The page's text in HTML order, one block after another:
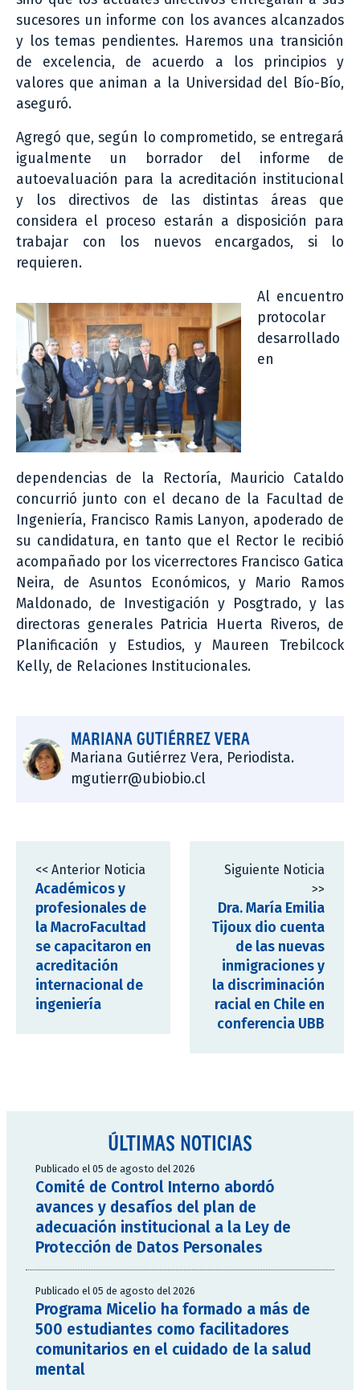
sucesores un informe con los avances alcanzados
y los temas pendientes. Haremos una transición
de excelencia, de acuerdo a los principios y
valores que animan a la Universidad del Bío-Bío,
aseguró.
Agregó que, según lo comprometido, se entregará
igualmente un borrador del informe de
autoevaluación para la acreditación institucional
y los directivos de las distintas áreas que
considera el proceso estarán a disposición para
trabajar con los nuevos encargados, si lo
requieren.
Al encuentro
protocolar
desarrollado
en
dependencias de la Rectoría, Mauricio Cataldo
concurrió junto con el decano de la Facultad de
Ingeniería, Francisco Ramis Lanyon, apoderado de
su candidatura, en tanto que el Rector le recibió
acompañado por los vicerrectores Francisco Gatica
Neira, de Asuntos Económicos, y Mario Ramos
Maldonado, de Investigación y Posgtrado, y las
directoras generales Patricia Huerta Riveros, de
Planificación y Estudios, y Maureen Trebilcock
Kelly, de Relaciones Institucionales.
MARIANA GUTIÉRREZ VERA
Mariana Gutiérrez Vera, Periodista.
mgutierr@ubiobio.cl
<< Anterior Noticia
Académicos y
profesionales de
la MacroFacultad
se capacitaron en
acreditación
internacional de
ingeniería
Siguiente Noticia
>>
Dra. María Emilia
Tijoux dio cuenta
de las nuevas
inmigraciones y
la discriminación
racial en Chile en
conferencia UBB
ÚLTIMAS NOTICIAS
Publicado el 05 de agosto del 2026
Comité de Control Interno abordó
avances y desafíos del plan de
adecuación institucional a la Ley de
Protección de Datos Personales
Publicado el 05 de agosto del 2026
Programa Micelio ha formado a más de
500 estudiantes como facilitadores
comunitarios en el cuidado de la salud
mental